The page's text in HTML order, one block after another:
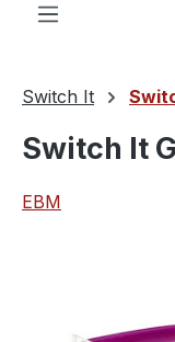
Switch It
Switch It
EBM